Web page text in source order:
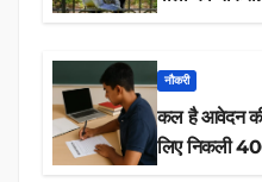
नौकरी
कल है आवेदन की
लिए निकली